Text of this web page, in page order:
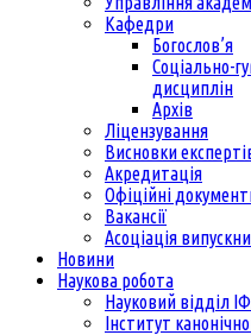
Кафедри
Богослов’я
Соціально-
дисциплін
Архів
Ліцензування
Висновки
Акредитація
Офіційні
Вакансії
Асоціація
Новини
Наукова робота
Науковий відділ
Інститут